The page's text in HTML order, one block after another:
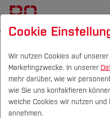
Campus Personen
Team
Dekanat
Menü
Cookie
Wir nutzen Cookies auf
Marketingzwecke. In unserer
mehr darüber, wie wir
wie Sie uns kontaktieren
welche Cookies wir nutzen
annehmen.